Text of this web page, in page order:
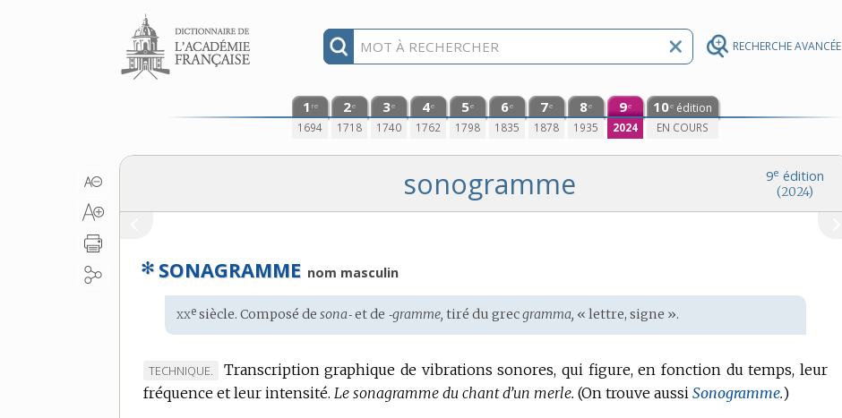
RECHERCHE AVANCÉE
Aller au contenu
1 re
1694
2e
1718
3e
1740
4e
1762
5e
1798
6e
1835
7e
1878
8e
1935
9e
2024
10e édition
EN COURS
9e édition
(2024)
sonogramme
✻ SONAGRAMME nom masculin
Étymologie
:
xxe siècle. Composé desona‑et de ‑gramme, tiré dugrecgramma, « lettre, signe ».
MARQUE
DE
TECHNIQUE.
Transcription graphique de vibrations sonores, qui figure, en fonction du temps, leur
fréquence et leur intensité. Le sonagramme du chant d’un merle. (On trouve aussi Sonogramme.)